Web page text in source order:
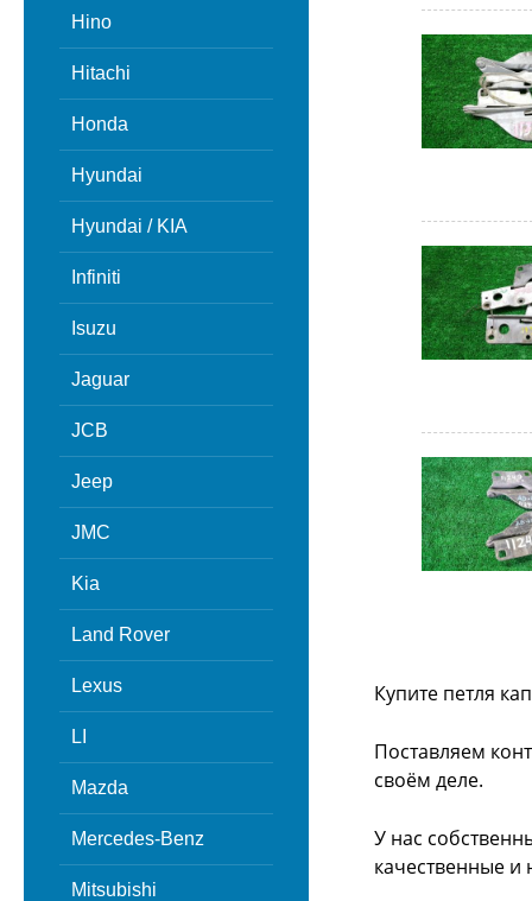
Hino
Hitachi
Honda
Hyundai
Hyundai / KIA
Infiniti
Isuzu
Jaguar
JCB
Jeep
JMC
Kia
Land Rover
Lexus
LI
Mazda
Mercedes-Benz
Mitsubishi
Купите петля
Поставляем
своём деле.
У нас
качественные и